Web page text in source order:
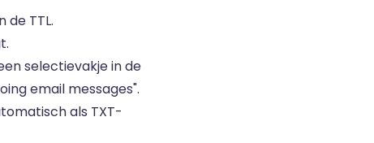
TTL.
selectievakje in de
email messages".
als TXT-